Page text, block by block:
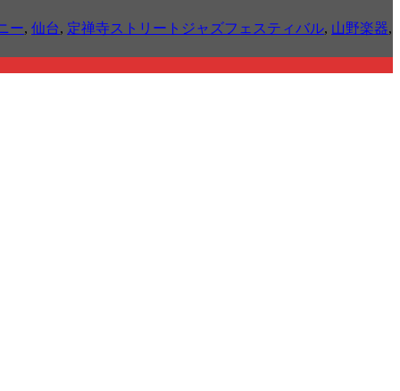
ー, 仙台, 定禅寺ストリートジャズフェスティバル, 山野楽器,